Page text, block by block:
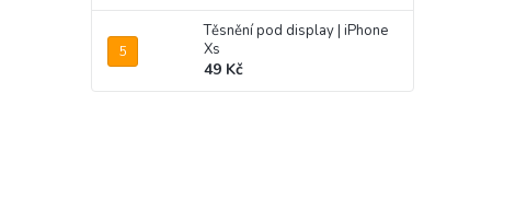
Těsnění pod display | iPhone
Xs
49 Kč